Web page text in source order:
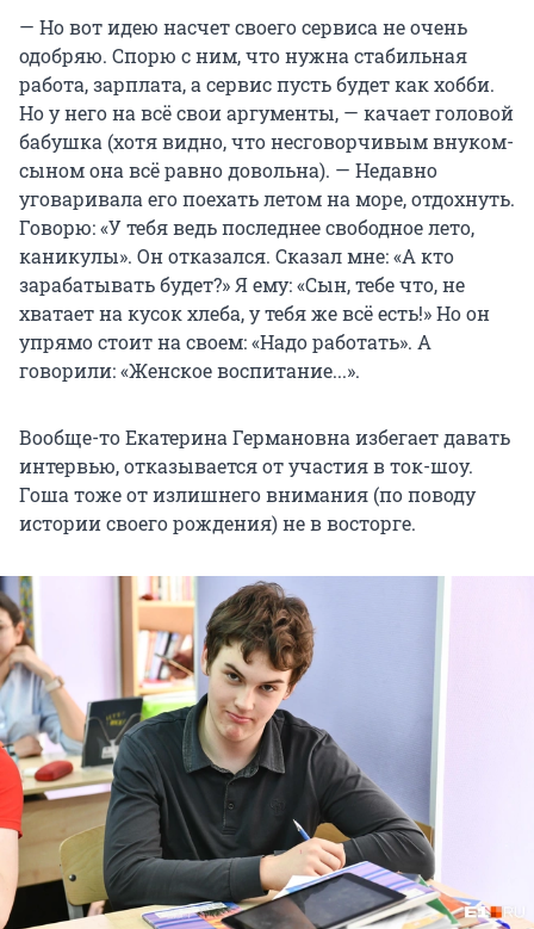
— Но вот идею насчет своего сервиса не очень
одобряю. Спорю с ним, что нужна стабильная
работа, зарплата, а сервис пусть будет как хобби.
Но у него на всё свои аргументы, — качает головой
бабушка (хотя видно, что несговорчивым внуком-
сыном она всё равно довольна). — Недавно
уговаривала его поехать летом на море, отдохнуть.
Говорю: «У тебя ведь последнее свободное лето,
каникулы». Он отказался. Сказал мне: «А кто
зарабатывать будет?» Я ему: «Сын, тебе что, не
хватает на кусок хлеба, у тебя же всё есть!» Но он
упрямо стоит на своем: «Надо работать». А
говорили: «Женское воспитание...».
Вообще-то Екатерина Германовна избегает давать
интервью, отказывается от участия в ток-шоу.
Гоша тоже от излишнего внимания (по поводу
истории своего рождения) не в восторге.